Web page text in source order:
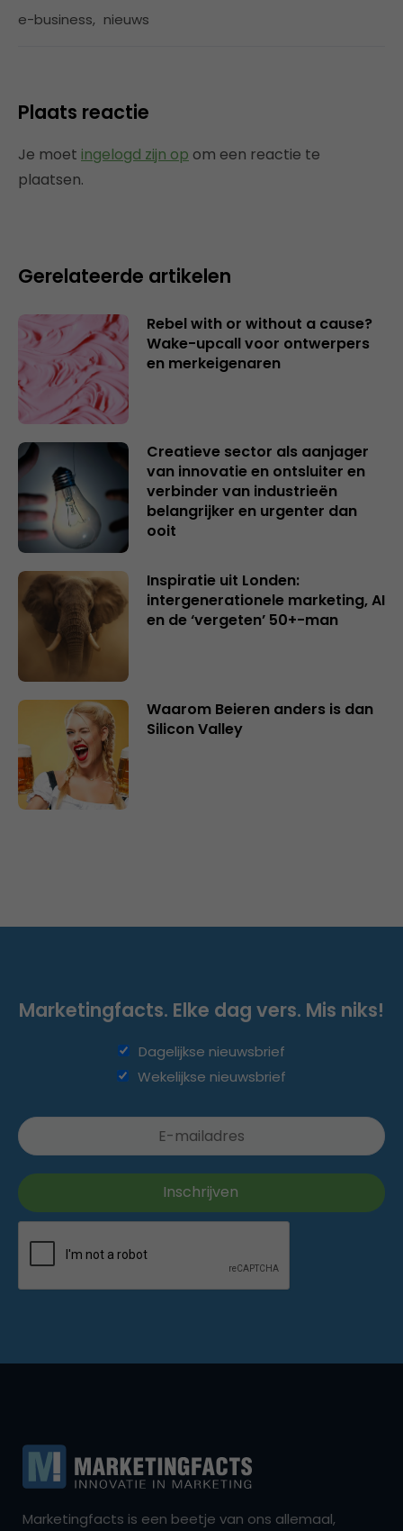
e-business, nieuws
Plaats reactie
Je moet ingelogd zijn op om een reactie te
plaatsen.
Gerelateerde artikelen
Rebel with or without a cause?
Wake-upcall voor ontwerpers
en merkeigenaren
Creatieve sector als aanjager
van innovatie en ontsluiter en
verbinder van industrieën
belangrijker en urgenter dan
ooit
Inspiratie uit Londen:
intergenerationele marketing, AI
en de ‘vergeten’ 50+-man
Waarom Beieren anders is dan
Silicon Valley
Marketingfacts. Elke dag vers. Mis niks!
Dagelijkse nieuwsbrief
Wekelijkse nieuwsbrief
Marketingfacts is een beetje van ons allemaal,